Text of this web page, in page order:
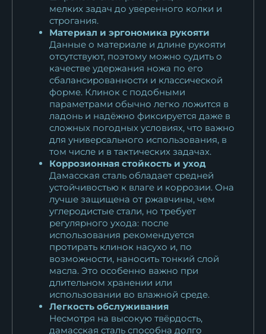
мелких задач до уверенного колки и
строгания.
Материал и эргономика рукояти
Данные о материале и длине рукояти
отсутствуют, поэтому можно судить о
качестве удержания ножа по его
сбалансированности и классической
форме. Клинок с подобными
параметрами обычно легко ложится в
ладонь и надёжно фиксируется даже в
сложных погодных условиях, что важно
для универсального использования, в
том числе и в тактических задачах.
Коррозионная стойкость и уход
Дамасская сталь обладает средней
устойчивостью к влаге и коррозии. Она
лучше защищена от ржавчины, чем
углеродистые стали, но требует
регулярного ухода: после
использования рекомендуется
протирать клинок насухо и, по
возможности, наносить тонкий слой
масла. Это особенно важно при
длительном хранении или
использовании во влажной среде.
Легкость обслуживания
Несмотря на высокую твёрдость,
дамасская сталь способна долго